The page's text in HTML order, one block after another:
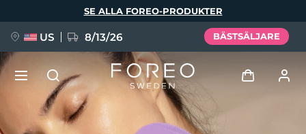
SE ALLA FOREO-PRODUKTER
US 8/13/26 BÄSTSÄLJARE
NYHET